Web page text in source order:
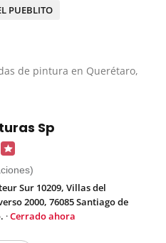
PUEBLITO
de pintura en Querétaro,
Sp
Sur 10209, Villas del
2000, 76085 Santiago de
·Cerrado ahora